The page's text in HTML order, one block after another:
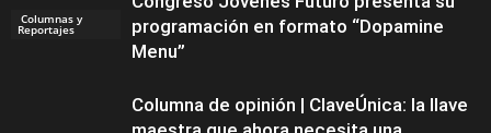
Columnas y
Reportajes
programación en formato “Dopamine
Menu”
Columna de opinión | ClaveÚnica: la llave